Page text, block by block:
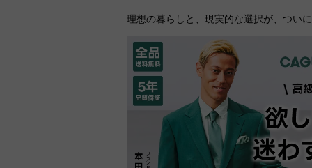
理想の暮らしと、現実的な選択が、つい